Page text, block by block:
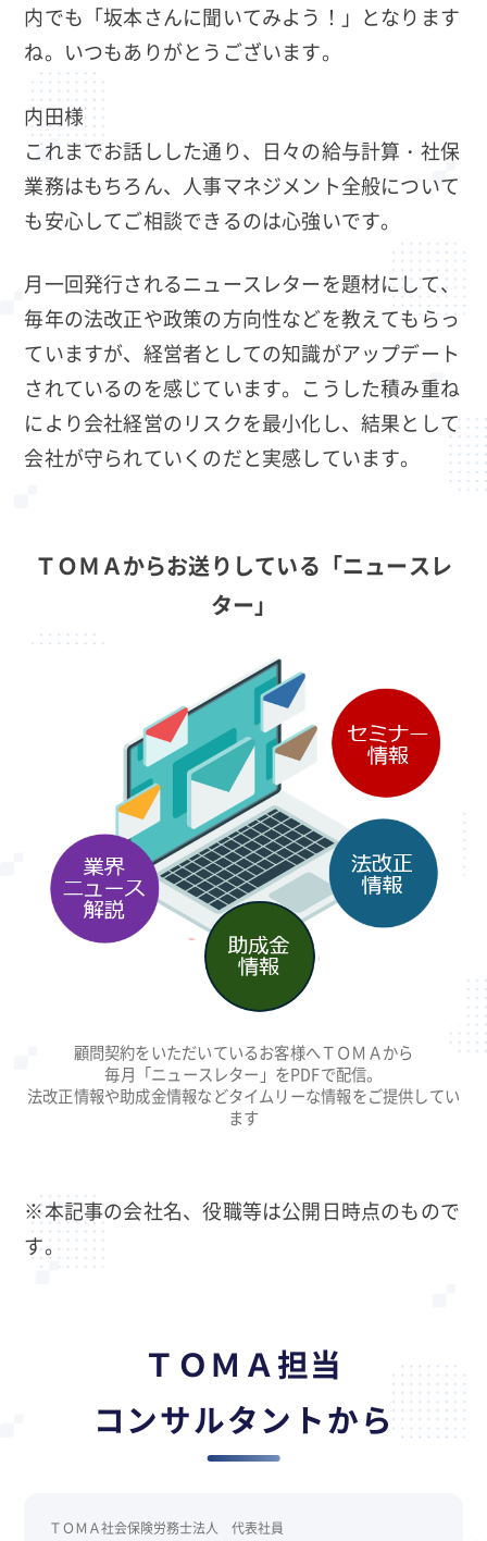
内でも「坂本さんに聞いてみよう！」となります
ね。いつもありがとうございます。
内田様
これまでお話しした通り、日々の給与計算・社保
業務はもちろん、人事マネジメント全般について
も安心してご相談できるのは心強いです。
月一回発行されるニュースレターを題材にして、
毎年の法改正や政策の方向性などを教えてもらっ
ていますが、経営者としての知識がアップデート
されているのを感じています。こうした積み重ね
により会社経営のリスクを最小化し、結果として
会社が守られていくのだと実感しています。
ＴＯＭＡからお送りしている「ニュースレ
ター」
顧問契約をいただいているお客様へＴＯＭＡから
毎月「ニュースレター」をPDFで配信。
法改正情報や助成金情報などタイムリーな情報をご提供してい
ます
※本記事の会社名、役職等は公開日時点のもので
す。
ＴＯＭＡ担当
コンサルタントから
ＴＯＭＡ社会保険労務士法人 代表社員